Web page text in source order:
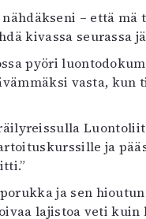
– että mä
kivassa seurassa
pyöri
vasta, kun
ja
ja sen
lajistoa veti kuin